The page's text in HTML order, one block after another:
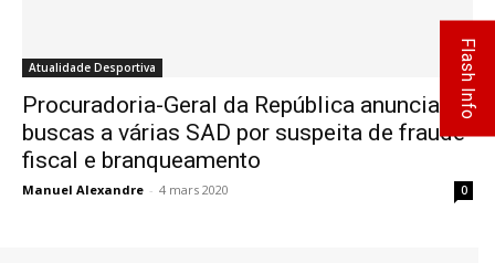
Atualidade Desportiva
Procuradoria-Geral da República anuncia
buscas a várias SAD por suspeita de fraude
fiscal e branqueamento
Manuel Alexandre - 4 mars 2020 0
Flash Info